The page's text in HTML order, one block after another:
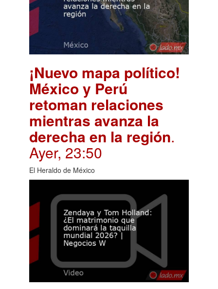
¡Nuevo mapa político!
México y Perú
retoman relaciones
mientras avanza la
derecha en la región.
Ayer, 23:50
El Heraldo de México